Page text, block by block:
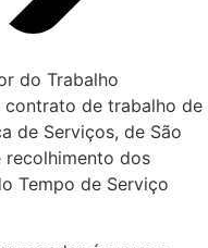
do Trabalho
contrato de trabalho de
de Serviços, de São
recolhimento dos
Tempo de Serviço